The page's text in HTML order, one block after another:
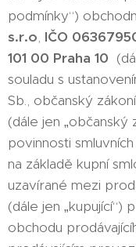
podmínky“)
s.r.o, IČO
101 00 Praha 10
souladu s
Sb., občanský
(dále jen „občanský
povinnosti
na základě kupní
uzavírané mezi
(dále jen
obchodu